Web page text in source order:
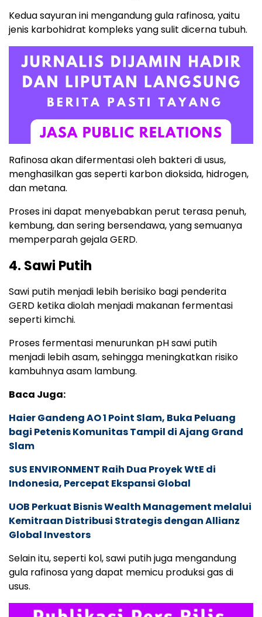
Kedua sayuran ini mengandung gula rafinosa, yaitu
jenis karbohidrat kompleks yang sulit dicerna tubuh.
Rafinosa akan difermentasi oleh bakteri di usus,
menghasilkan gas seperti karbon dioksida, hidrogen,
dan metana.
Proses ini dapat menyebabkan perut terasa penuh,
kembung, dan sering bersendawa, yang semuanya
memperparah gejala GERD.
4. Sawi Putih
Sawi putih menjadi lebih berisiko bagi penderita
GERD ketika diolah menjadi makanan fermentasi
seperti kimchi.
Proses fermentasi menurunkan pH sawi putih
menjadi lebih asam, sehingga meningkatkan risiko
kambuhnya asam lambung.
Baca Juga:
Haier Gandeng AO 1 Point Slam, Buka Peluang
bagi Petenis Komunitas Tampil di Ajang Grand
Slam
SUS ENVIRONMENT Raih Dua Proyek WtE di
Indonesia, Percepat Ekspansi Global
UOB Perkuat Bisnis Wealth Management melalui
Kemitraan Distribusi Strategis dengan Allianz
Global Investors
Selain itu, seperti kol, sawi putih juga mengandung
gula rafinosa yang dapat memicu produksi gas di
usus.